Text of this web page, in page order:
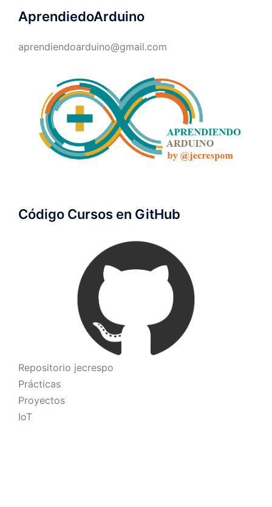
AprendiedoArduino
aprendiendoarduino@gmail.com
Código Cursos en GitHub
Repositorio jecrespo
Prácticas
Proyectos
IoT